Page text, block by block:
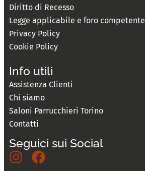
Diritto di Recesso
Legge applicabile e foro competente
Privacy Policy
Cookie Policy
Info utili
Assistenza Clienti
Chi siamo
Saloni Parrucchieri Torino
Contatti
Seguici sui Social